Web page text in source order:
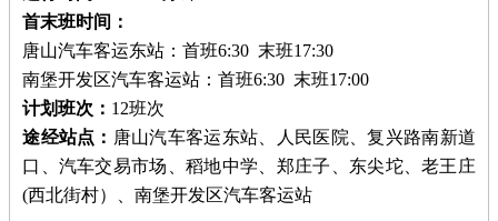
首末班时间：
唐山汽车客运东站：首班6:30 末班17:30
南堡开发区汽车客运站：首班6:30 末班17:00
计划班次： 12班次
途经站点： 唐山汽车客运东站、人民医院、复兴路南新道
口、汽车交易市场、稻地中学、郑庄子、东尖坨、老王庄
(西北街村）、南堡开发区汽车客运站